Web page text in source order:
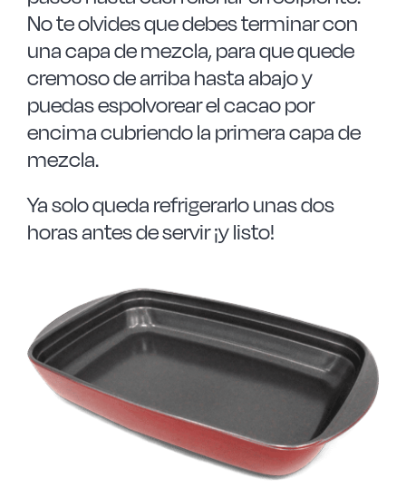
No te olvides que debes terminar con
una capa de mezcla, para que quede
cremoso de arriba hasta abajo y
puedas espolvorear el cacao por
encima cubriendo la primera capa de
mezcla.
Ya solo queda refrigerarlo unas dos
horas antes de servir ¡y listo!